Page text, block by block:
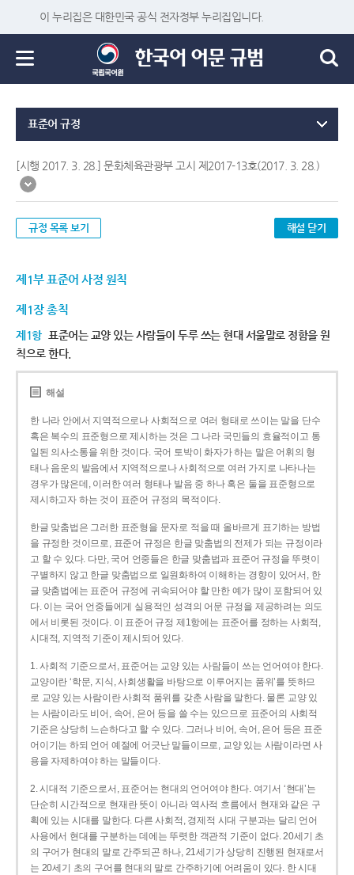
이 누리집은 대한민국 공식 전자정부 누리집입니다.
표준어 규정
[시행 2017. 3. 28.] 문화체육관광부 고시 제2017-13호(2017. 3. 28.)
규정 목록 보기 해설 닫기
제1부 표준어 사정 원칙
제1장 총칙
제1항 표준어는 교양 있는 사람들이 두루 쓰는 현대 서울말로 정함을 원
칙으로 한다.
해설
한 나라 안에서 지역적으로나 사회적으로 여러 형태로 쓰이는 말을 단수
혹은 복수의 표준형으로 제시하는 것은 그 나라 국민들의 효율적이고 통
일된 의사소통을 위한 것이다. 국어 토박이 화자가 하는 말은 어휘의 형
태나 음운의 발음에서 지역적으로나 사회적으로 여러 가지로 나타나는
경우가 많은데, 이러한 여러 형태나 발음 중 하나 혹은 둘을 표준형으로
제시하고자 하는 것이 표준어 규정의 목적이다.
한글 맞춤법은 그러한 표준형을 문자로 적을 때 올바르게 표기하는 방법
을 규정한 것이므로, 표준어 규정은 한글 맞춤법의 전제가 되는 규정이라
고 할 수 있다. 다만, 국어 언중들은 한글 맞춤법과 표준어 규정을 뚜렷이
구별하지 않고 한글 맞춤법으로 일원화하여 이해하는 경향이 있어서, 한
글 맞춤법에는 표준어 규정에 귀속되어야 할 만한 예가 많이 포함되어 있
다. 이는 국어 언중들에게 실용적인 성격의 어문 규정을 제공하려는 의도
에서 비롯된 것이다. 이 표준어 규정 제1항에는 표준어를 정하는 사회적,
시대적, 지역적 기준이 제시되어 있다.
1. 사회적 기준으로서, 표준어는 교양 있는 사람들이 쓰는 언어여야 한다.
교양이란 ‘학문, 지식, 사회생활을 바탕으로 이루어지는 품위’를 뜻하므
로 교양 있는 사람이란 사회적 품위를 갖춘 사람을 말한다. 물론 교양 있
는 사람이라도 비어, 속어, 은어 등을 쓸 수는 있으므로 표준어의 사회적
기준은 상당히 느슨하다고 할 수 있다. 그러나 비어, 속어, 은어 등은 표준
어이기는 하되 언어 예절에 어긋난 말들이므로, 교양 있는 사람이라면 사
용을 자제하여야 하는 말들이다.
2. 시대적 기준으로서, 표준어는 현대의 언어여야 한다. 여기서 ‘현대’는
단순히 시간적으로 현재란 뜻이 아니라 역사적 흐름에서 현재와 같은 구
획에 있는 시대를 말한다. 다른 사회적, 경제적 시대 구분과는 달리 언어
사용에서 현대를 구분하는 데에는 뚜렷한 객관적 기준이 없다. 20세기 초
의 구어가 현대의 말로 간주되곤 하나, 21세기가 상당히 진행된 현재로서
는 20세기 초의 구어를 현대의 말로 간주하기에 어려움이 있다. 한 시대